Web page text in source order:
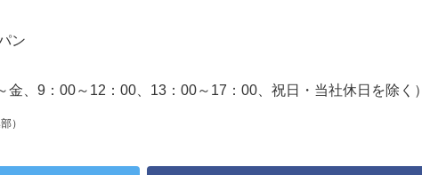
ン
、9：00～12：00、13：00～17：00、祝日・当社休日を除く）
）